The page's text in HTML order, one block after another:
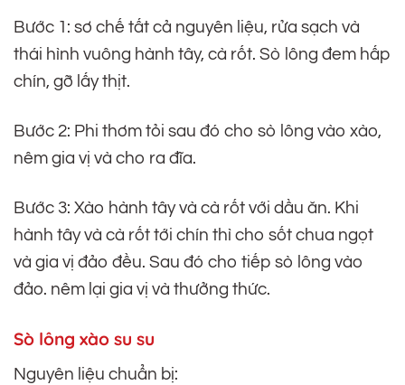
Bước 1: sơ chế tất cả nguyên liệu, rửa sạch và
thái hình vuông hành tây, cà rốt. Sò lông đem hấp
chín, gỡ lấy thịt.
Bước 2: Phi thơm tỏi sau đó cho sò lông vào xào,
nêm gia vị và cho ra đĩa.
Bước 3: Xào hành tây và cà rốt với dầu ăn. Khi
hành tây và cà rốt tới chín thì cho sốt chua ngọt
và gia vị đảo đều. Sau đó cho tiếp sò lông vào
đảo. nêm lại gia vị và thưởng thức.
Sò lông xào su su
Nguyên liệu chuẩn bị: